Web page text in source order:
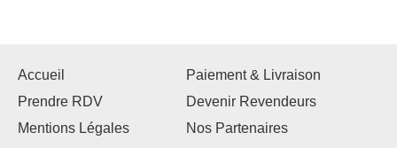
Accueil
Paiement & Livraison
Prendre RDV
Devenir Revendeurs
Mentions Légales
Nos Partenaires